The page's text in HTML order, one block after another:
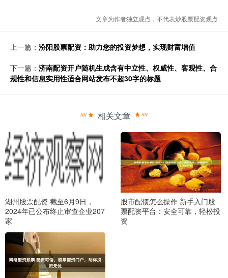
文章为作者独立观点，不代表炒股票配资观点
上一篇： 汾阳股票配资：助力您的投资梦想，实现财富增值
下一篇： 济南配资开户随机生成含有中立性、权威性、客观性、合
规性和信息实用性适合网站发布不超30字的标题
相关文章
湖州股票配资 截至6月9日，
2024年已公布终止审查企业207
家
股市配债怎么操作 新手入门股
票配资平台：安全可靠，轻松投
资